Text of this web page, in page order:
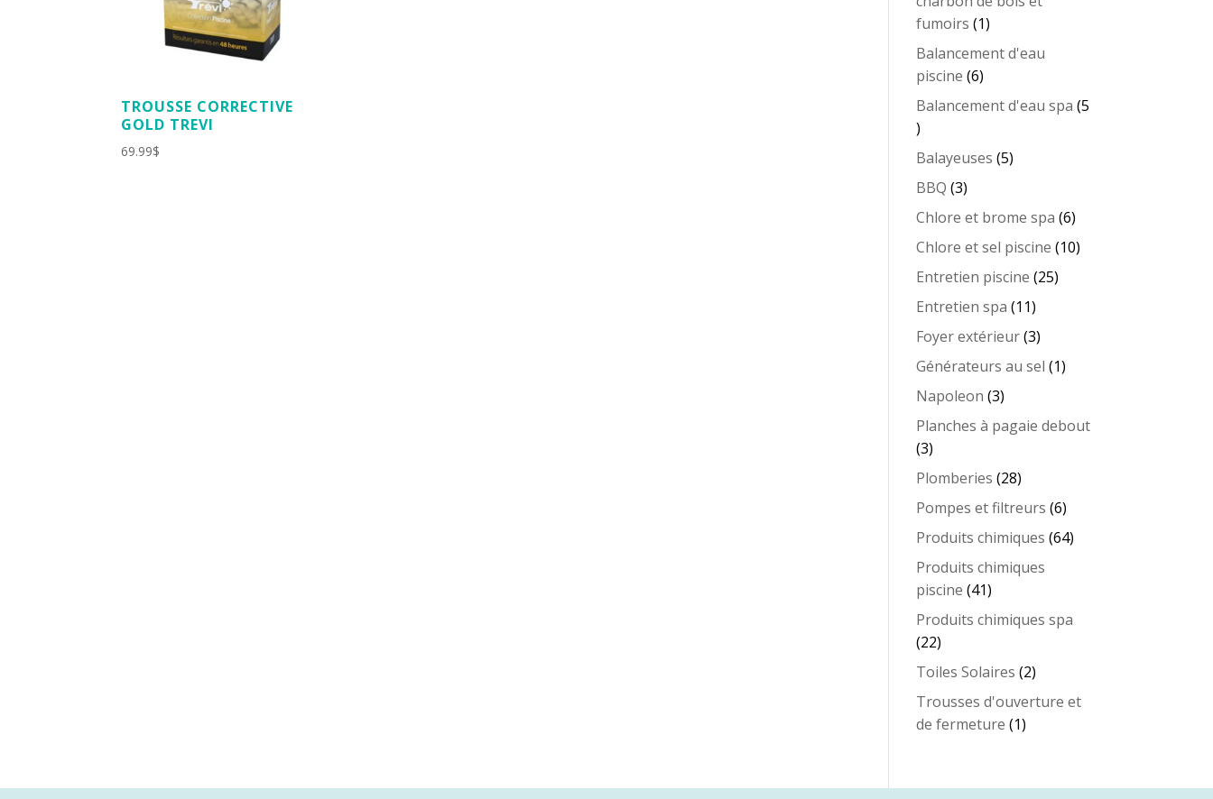
TROUSSE CORRECTIVE
GOLD TREVI
69.99$
fumoirs 11
produit
Balancement d'eau
piscine 66
produits
Balancement d'eau spa 5
5
produits
Balayeuses 55
BBQ 33
produits
Chlore et brome spa 66
produits
Chlore et sel piscine 1010
Entretien piscine 2525
Entretien spa 1111
produits
Foyer extérieur 33
produits
Générateurs au sel 11
Napoleon 33
produits
Planches à pagaie debout
33
produits
Plomberies 2828
produits
Pompes et filtreurs 66
produits
Produits chimiques 6464
Produits chimiques
piscine 4141
produits
Produits chimiques spa
2222
produits
Toiles Solaires 22
produits
Trousses d'ouverture et
de fermeture 11